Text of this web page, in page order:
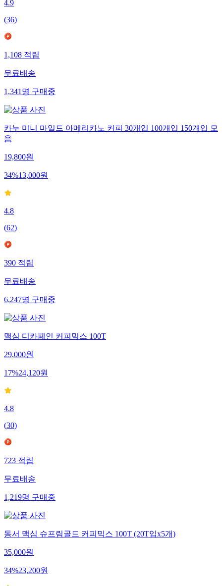
4.9
(36)
1,108적립
무료배송
1,341명구매중
카누 미니 마일드 아메리카노 커피 30개입 100개입 150개입 모
음
19,800원
34%13,000원
4.8
(62)
390적립
무료배송
6,247명구매중
맥심 디카페인 커피믹스 100T
29,000원
17%24,120원
4.8
(30)
723적립
무료배송
1,219명구매중
동서 맥심 슈프림골드 커피믹스 100T (20T입x5개)
35,000원
34%23,200원